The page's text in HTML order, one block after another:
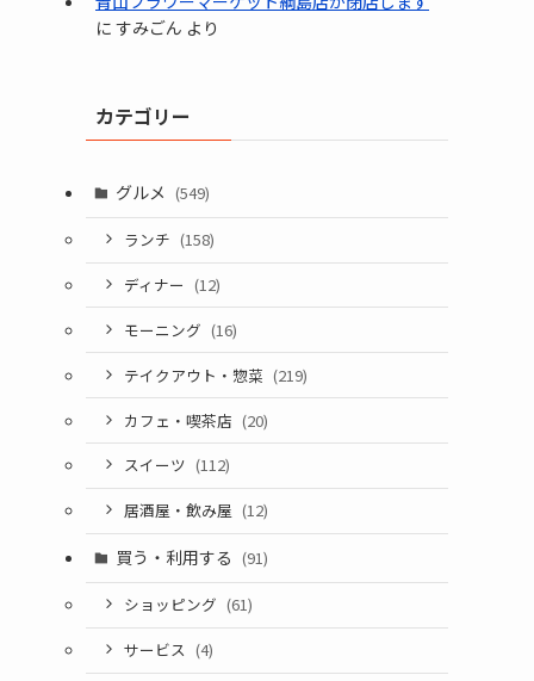
に すみごん より
カテゴリー
グルメ (549)
ランチ (158)
ディナー (12)
モーニング (16)
テイクアウト・惣菜 (219)
カフェ・喫茶店 (20)
スイーツ (112)
居酒屋・飲み屋 (12)
買う・利用する (91)
ショッピング (61)
サービス (4)